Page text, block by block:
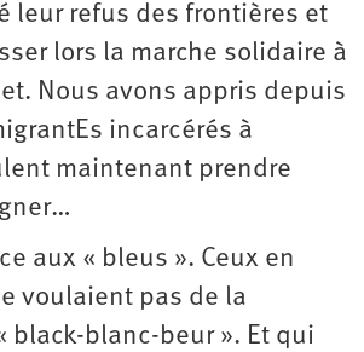
leur refus des frontières et
lors la marche solidaire à
Nous avons appris depuis
incarcérés à
maintenant prendre
aux « bleus ». Ceux en
voulaient pas de la
black-blanc-beur ». Et qui